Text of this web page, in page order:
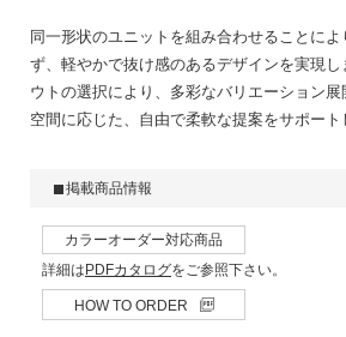
同一形状のユニットを組み合わせることによ
ず、軽やかで抜け感のあるデザインを実現
ウトの選択により、多彩なバリエーション
空間に応じた、自由で柔軟な提案をサポート
掲載商品情報
カラーオーダー対応商品
詳細はPDFカタログをご参照下さい。
HOW TO ORDER